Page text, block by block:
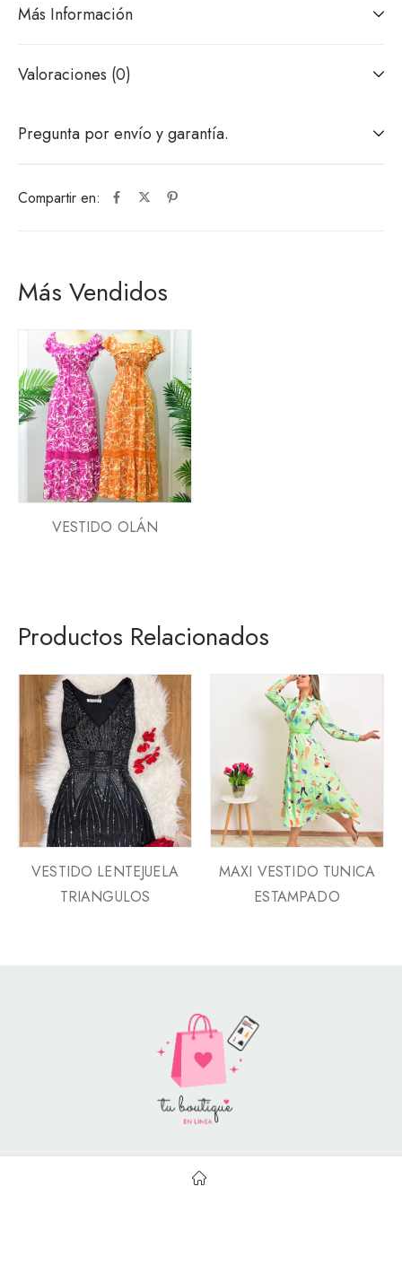
Compartir en:
Más Información
Valoraciones (0)
Pregunta por envío y garantía.
Más Vendidos
VESTIDO OLÁN
Productos Relacionados
VESTIDO LENTEJUELA
TRIANGULOS
MAXI VESTIDO TUNICA
ESTAMPADO